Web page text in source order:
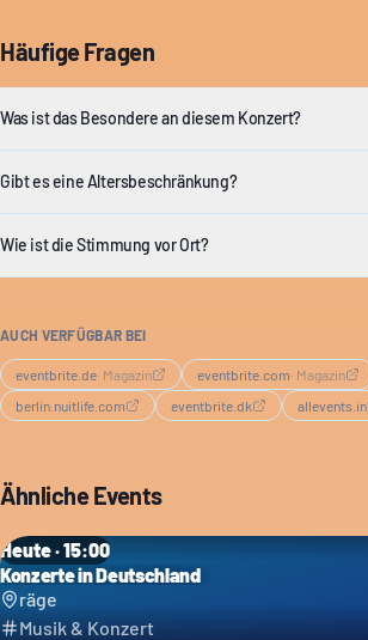
Häufige Fragen
Was ist das Besondere an diesem Konzert?
Gibt es eine Altersbeschränkung?
Wie ist die Stimmung vor Ort?
AUCH VERFÜGBAR BEI
eventbrite.de· Magazin eventbrite.com· Magazin
berlin.nuitlife.com
eventbrite.dk allevents.in
Ähnliche Events
Heute · 15:00
Konzerte in Deutschland
räge
Musik & Konzert